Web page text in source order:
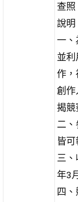
查照
說明
一、
並利
作，
創作
揭競
二
皆可
三
年3
四